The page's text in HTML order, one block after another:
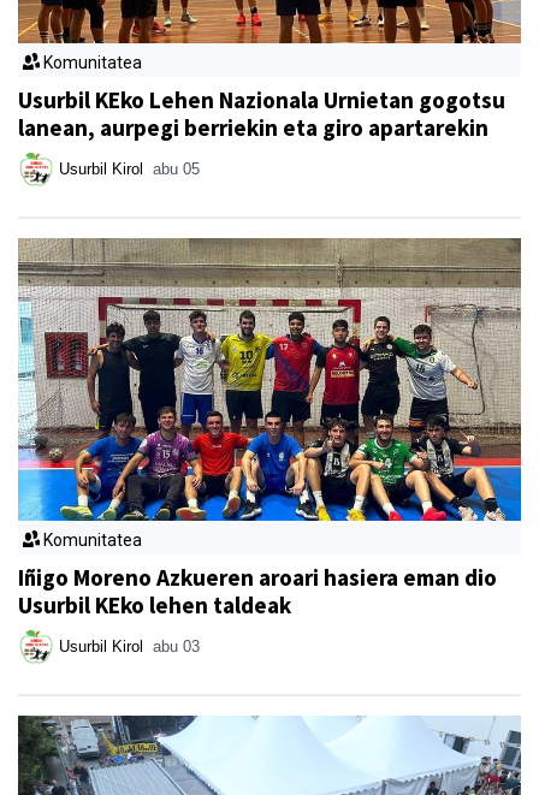
Komunitatea
Usurbil KEko Lehen Nazionala Urnietan gogotsu
lanean, aurpegi berriekin eta giro apartarekin
Usurbil Kirol abu 05
Komunitatea
Iñigo Moreno Azkueren aroari hasiera eman dio
Usurbil KEko lehen taldeak
Usurbil Kirol abu 03